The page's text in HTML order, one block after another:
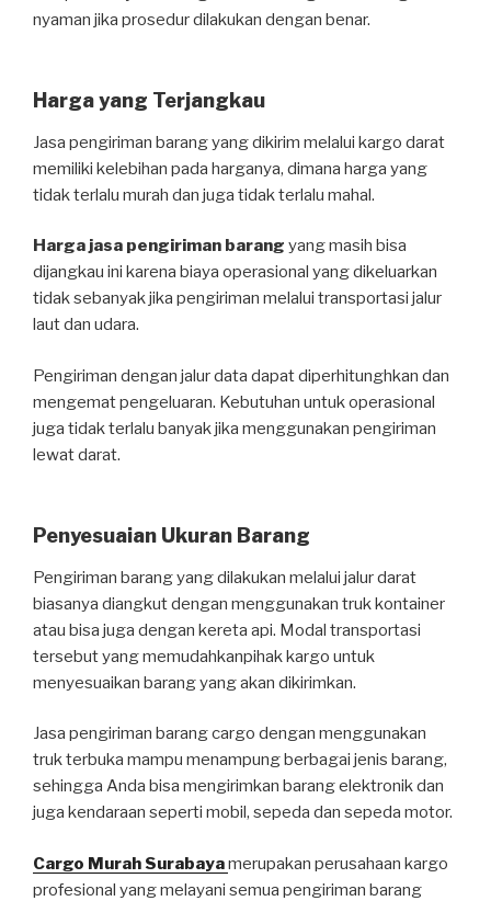
nyaman jika prosedur dilakukan dengan benar.
Harga yang Terjangkau
Jasa pengiriman barang yang dikirim melalui kargo darat
memiliki kelebihan pada harganya, dimana harga yang
tidak terlalu murah dan juga tidak terlalu mahal.
Harga jasa pengiriman barang yang masih bisa
dijangkau ini karena biaya operasional yang dikeluarkan
tidak sebanyak jika pengiriman melalui transportasi jalur
laut dan udara.
Pengiriman dengan jalur data dapat diperhitunghkan dan
mengemat pengeluaran. Kebutuhan untuk operasional
juga tidak terlalu banyak jika menggunakan pengiriman
lewat darat.
Penyesuaian Ukuran Barang
Pengiriman barang yang dilakukan melalui jalur darat
biasanya diangkut dengan menggunakan truk kontainer
atau bisa juga dengan kereta api. Modal transportasi
tersebut yang memudahkanpihak kargo untuk
menyesuaikan barang yang akan dikirimkan.
Jasa pengiriman barang cargo dengan menggunakan
truk terbuka mampu menampung berbagai jenis barang,
sehingga Anda bisa mengirimkan barang elektronik dan
juga kendaraan seperti mobil, sepeda dan sepeda motor.
Cargo Murah Surabayamerupakan perusahaan kargo
profesional yang melayani semua pengiriman barang